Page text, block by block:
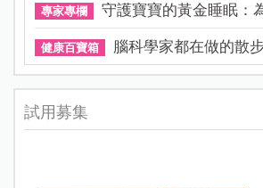
專家專欄 守護寶寶的黃金睡眠：
健康百寶箱 腦科學家都在做的散
試用募集